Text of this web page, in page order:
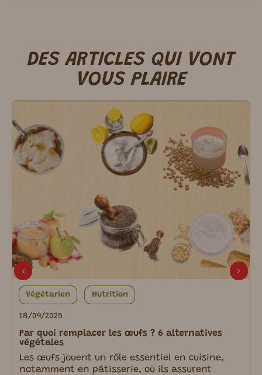
DES ARTICLES QUI VONT
VOUS PLAIRE
Végétarien Nutrition
18/09/2025
Par quoi remplacer les œufs ? 6 alternatives
végétales
Les œufs jouent un rôle essentiel en cuisine,
notamment en pâtisserie, où ils assurent